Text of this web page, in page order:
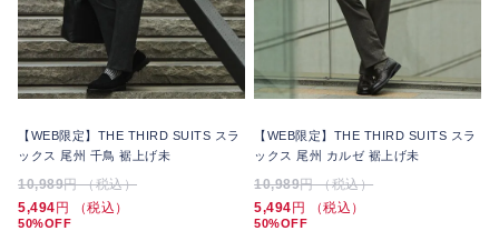
【WEB限定】THE THIRD SUITS スラ
ックス 尾州 千鳥 裾上げ未
10,989円 （税込）
5,494 円 （税込）
50%OFF
【WEB限定】THE THIRD SUITS スラ
ックス 尾州 カルゼ 裾上げ未
10,989円 （税込）
5,494 円 （税込）
50%OFF